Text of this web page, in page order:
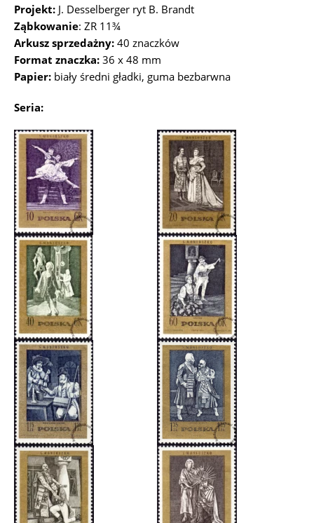
Projekt: J. Desselberger ryt B. Brandt
Ząbkowanie: ZR 11¾
Arkusz sprzedażny: 40 znaczków
Format znaczka: 36 x 48 mm
Papier: biały średni gładki, guma bezbarwna
Seria: